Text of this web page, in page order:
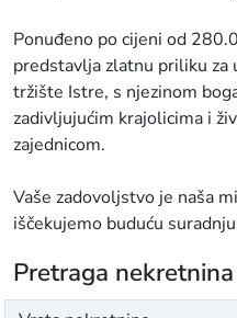
Ponuđeno po cijeni od
predstavlja zlatnu priliku za
tržište Istre, s njezinom
zadivljujućim krajolicima i
zajednicom.
Vaše zadovoljstvo je naša
iščekujemo buduću
Pretraga nekretnina